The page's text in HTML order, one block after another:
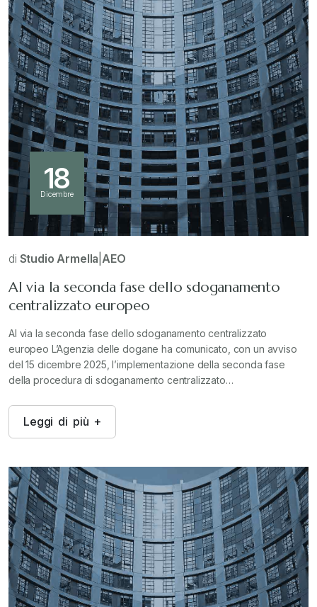
18
Dicembre
di Studio Armella |AEO
Al via la seconda fase dello sdoganamento
centralizzato europeo
Al via la seconda fase dello sdoganamento centralizzato
europeo L’Agenzia delle dogane ha comunicato, con un avviso
del 15 dicembre 2025, l’implementazione della seconda fase
della procedura di sdoganamento centralizzato…
Leggi di più +